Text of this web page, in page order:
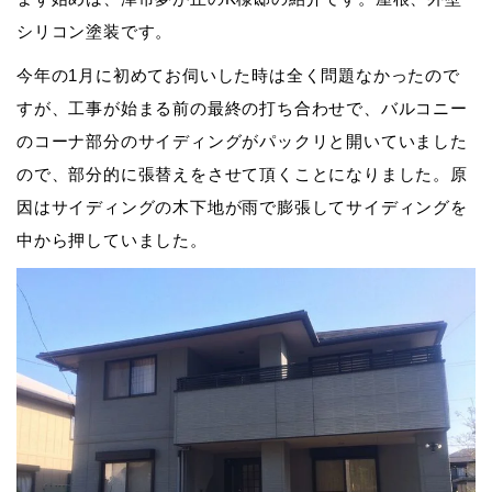
シリコン塗装です。
今年の1月に初めてお伺いした時は全く問題なかったので
すが、工事が始まる前の最終の打ち合わせで、バルコニー
のコーナ部分のサイディングがパックリと開いていました
ので、部分的に張替えをさせて頂くことになりました。
原
因はサイディングの木下地が雨で膨張してサイディングを
中から押していました。